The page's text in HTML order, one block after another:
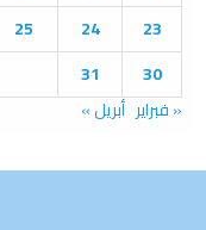
23
24
25
30
31
« فبراير أبريل »